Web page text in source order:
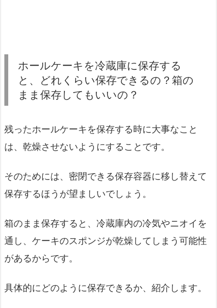
ホールケーキを冷蔵庫に保存する
と、どれくらい保存できるの？箱の
まま保存してもいいの？
残ったホールケーキを保存する時に大事なこと
は、乾燥させないようにすることです。
そのためには、密閉できる保存容器に移し替えて
保存するほうが望ましいでしょう。
箱のまま保存すると、冷蔵庫内の冷気やニオイを
通し、ケーキのスポンジが乾燥してしまう可能性
があるからです。
具体的にどのように保存できるか、紹介します。